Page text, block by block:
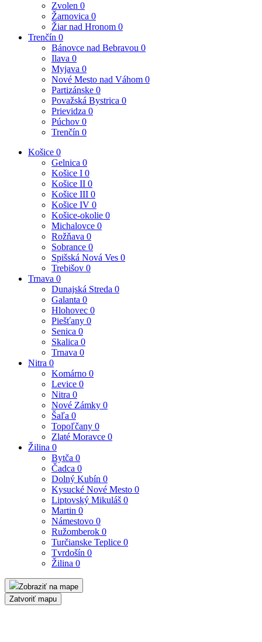
Zvolen 0
Žarnovica 0
Žiar nad Hronom 0
Trenčín 0
Bánovce nad Bebravou 0
Ilava 0
Myjava 0
Nové Mesto nad Váhom 0
Partizánske 0
Považská Bystrica 0
Prievidza 0
Púchov 0
Trenčín 0
Košice 0
Gelnica 0
Košice I 0
Košice II 0
Košice III 0
Košice IV 0
Košice-okolie 0
Michalovce 0
Rožňava 0
Sobrance 0
Spišská Nová Ves 0
Trebišov 0
Trnava 0
Dunajská Streda 0
Galanta 0
Hlohovec 0
Piešťany 0
Senica 0
Skalica 0
Trnava 0
Nitra 0
Komárno 0
Levice 0
Nitra 0
Nové Zámky 0
Šaľa 0
Topoľčany 0
Zlaté Moravce 0
Žilina 0
Bytča 0
Čadca 0
Dolný Kubín 0
Kysucké Nové Mesto 0
Liptovský Mikuláš 0
Martin 0
Námestovo 0
Ružomberok 0
Turčianske Teplice 0
Tvrdošín 0
Žilina 0
Zobraziť na mape
Zatvoriť mapu